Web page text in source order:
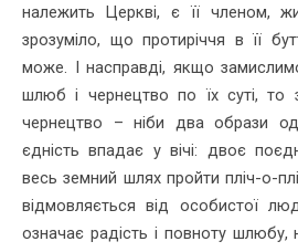
належить Церкві, є її членом,
зрозуміло, що протиріччя в її
може. І насправді, якщо
шлюб і чернецтво по їх суті,
чернецтво – ніби два образи
єдність впадає у вічі: двоє
весь земний шлях пройти пліч-о-
відмовляється від особистої
означає радість і повноту шлюбу,